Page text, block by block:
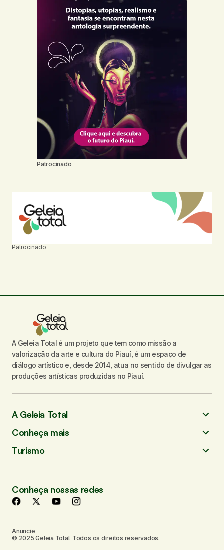
Patrocinado
Patrocinado
A Geleia Total é um projeto que tem como missão a
valorização da arte e cultura do Piauí, é um espaço de
diálogo artístico e, desde 2014, atua no sentido de divulgar as
produções artísticas produzidas no Piauí.
A Geleia Total
Conheça mais
Turismo
Conheça nossas redes
Anuncie
© 2025 Geleia Total. Todos os direitos reservados.